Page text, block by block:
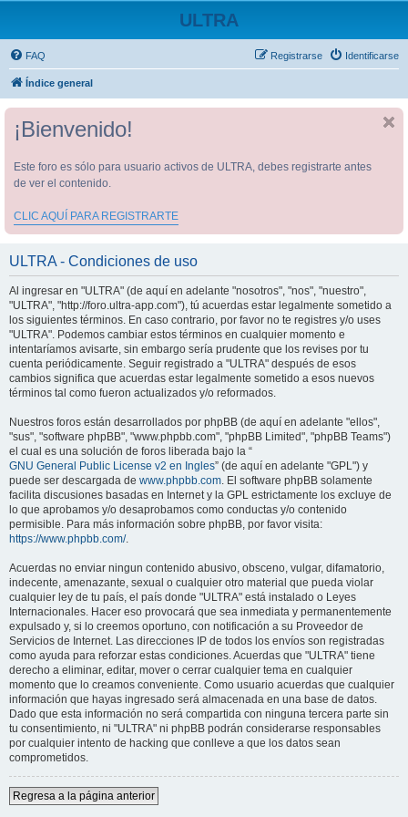
ULTRA
FAQ Identificarse
Registrarse
Índice general
¡Bienvenido!
Este foro es sólo para usuario activos de ULTRA, debes registrarte antes
de ver el contenido.
CLIC AQUÍ PARA REGISTRARTE
ULTRA - Condiciones de uso
Al ingresar en "ULTRA" (de aquí en adelante "nosotros", "nos", "nuestro",
"ULTRA", "http://foro.ultra-app.com"), tú acuerdas estar legalmente sometido a
los siguientes términos. En caso contrario, por favor no te registres y/o uses
"ULTRA". Podemos cambiar estos términos en cualquier momento e
intentaríamos avisarte, sin embargo sería prudente que los revises por tu
cuenta periódicamente. Seguir registrado a "ULTRA" después de esos
cambios significa que acuerdas estar legalmente sometido a esos nuevos
términos tal como fueron actualizados y/o reformados.
Nuestros foros están desarrollados por phpBB (de aquí en adelante "ellos",
"sus", "software phpBB", "www.phpbb.com", "phpBB Limited", "phpBB Teams")
el cual es una solución de foros liberada bajo la “
GNU General Public License v2 en Ingles” (de aquí en adelante "GPL") y
puede ser descargada de www.phpbb.com. El software phpBB solamente
facilita discusiones basadas en Internet y la GPL estrictamente los excluye de
lo que aprobamos y/o desaprobamos como conductas y/o contenido
permisible. Para más información sobre phpBB, por favor visita:
https://www.phpbb.com/.
Acuerdas no enviar ningun contenido abusivo, obsceno, vulgar, difamatorio,
indecente, amenazante, sexual o cualquier otro material que pueda violar
cualquier ley de tu país, el país donde "ULTRA" está instalado o Leyes
Internacionales. Hacer eso provocará que sea inmediata y permanentemente
expulsado y, si lo creemos oportuno, con notificación a su Proveedor de
Servicios de Internet. Las direcciones IP de todos los envíos son registradas
como ayuda para reforzar estas condiciones. Acuerdas que "ULTRA" tiene
derecho a eliminar, editar, mover o cerrar cualquier tema en cualquier
momento que lo creamos conveniente. Como usuario acuerdas que cualquier
información que hayas ingresado será almacenada en una base de datos.
Dado que esta información no será compartida con ninguna tercera parte sin
tu consentimiento, ni "ULTRA" ni phpBB podrán considerarse responsables
por cualquier intento de hacking que conlleve a que los datos sean
comprometidos.
Regresa a la página anterior